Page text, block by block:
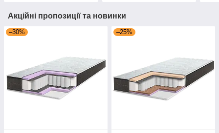
Акційні пропозиції та новинки
–30% –25%